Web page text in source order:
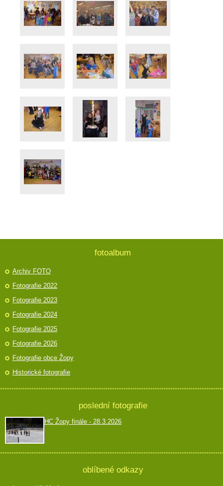
fotoalbum
Archiv FOTO
Fotografie 2022
Fotografie 2023
Fotografie 2024
Fotografie 2025
Fotografie 2026
Fotografie obce Žopy
Historické fotografie
poslední fotografie
HC Žopy finále - 28.3.2026
oblíbené odkazy